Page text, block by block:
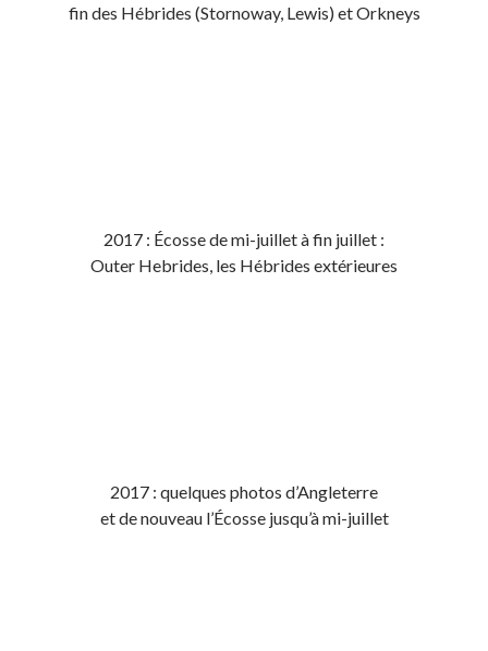
fin des Hébrides (Stornoway, Lewis) et Orkneys
2017 : Écosse de mi-juillet à fin juillet :
Outer Hebrides, les Hébrides extérieures
2017 : quelques photos d’Angleterre
et de nouveau l’Écosse jusqu’à mi-juillet